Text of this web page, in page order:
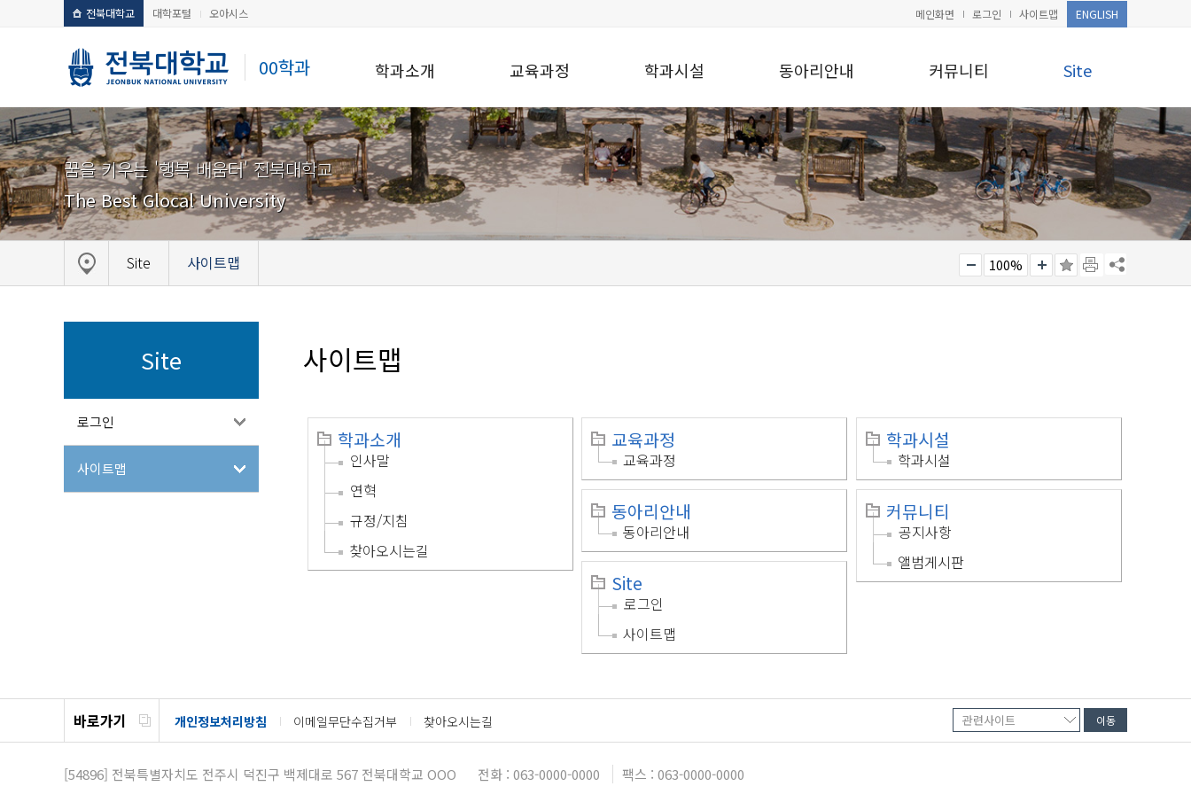
전북대학교 대학포털 오아시스
00학과
메인화면 로그인 사이트맵 ENGLISH
학과소개 교육과정 학과시설 동아리안내 커뮤니티 Site
꿈을 키우는 '행복 배움터' 전북대학교
The Best Glocal University
Site 사이트맵 100%
Site
로그인
사이트맵
사이트맵
학과소개
인사말
연혁
규정/지침
찾아오시는길
교육과정
교육과정
학과시설
학과시설
동아리안내
동아리안내
커뮤니티
공지사항
앨범게시판
Site
로그인
사이트맵
바로가기 개인정보처리방침 이메일무단수집거부 찾아오시는길
[54896] 전북특별자치도 전주시 덕진구 백제대로 567 전북대학교 OOO 전화 : 063-0000-0000
팩스 : 063-0000-0000